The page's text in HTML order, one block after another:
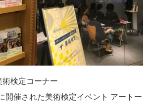
検定コーナー
催された美術検定イベント アートー